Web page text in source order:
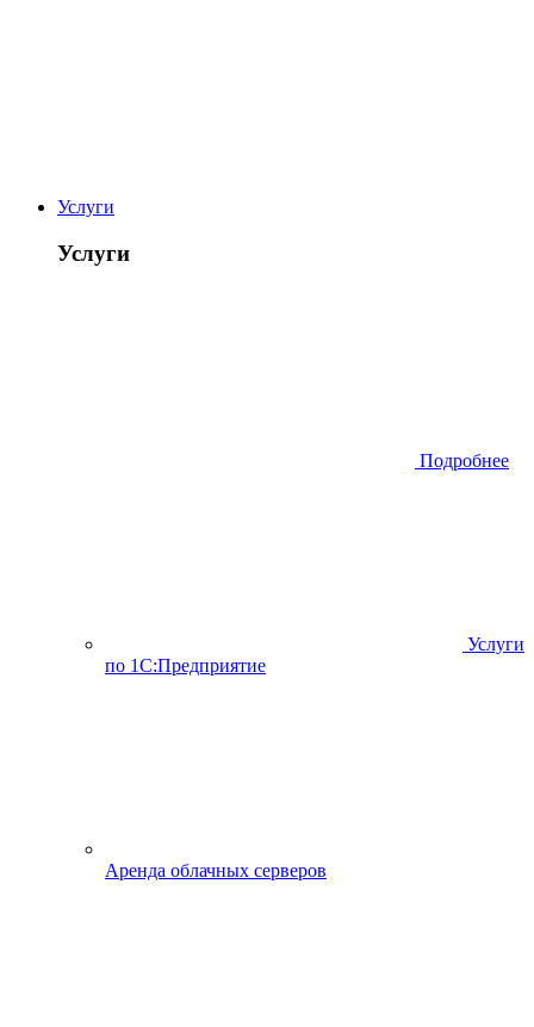
Услуги
Услуги
Подробнее
Услуги
по 1С:Предприятие
Аренда облачных серверов